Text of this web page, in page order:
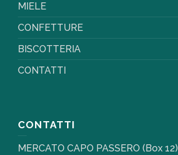
MIELE
CONFETTURE
BISCOTTERIA
CONTATTI
CONTATTI
MERCATO CAPO PASSERO (Box 12)